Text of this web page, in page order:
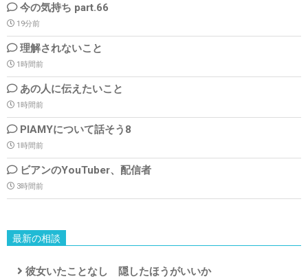
今の気持ち part.66
19分前
理解されないこと
1時間前
あの人に伝えたいこと
1時間前
PIAMYについて話そう8
1時間前
ビアンのYouTuber、配信者
3時間前
最新の相談
彼女いたことなし 隠したほうがいいか